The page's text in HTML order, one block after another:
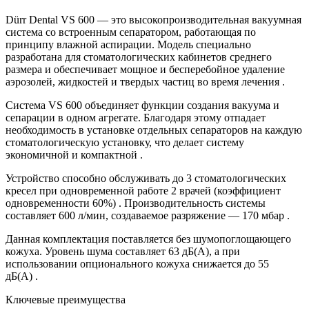
Dürr Dental VS 600 — это высокопроизводительная вакуумная
система со встроенным сепаратором, работающая по
принципу влажной аспирации. Модель специально
разработана для стоматологических кабинетов среднего
размера и обеспечивает мощное и бесперебойное удаление
аэрозолей, жидкостей и твердых частиц во время лечения .
Система VS 600 объединяет функции создания вакуума и
сепарации в одном агрегате. Благодаря этому отпадает
необходимость в установке отдельных сепараторов на каждую
стоматологическую установку, что делает систему
экономичной и компактной .
Устройство способно обслуживать до 3 стоматологических
кресел при одновременной работе 2 врачей (коэффициент
одновременности 60%) . Производительность системы
составляет 600 л/мин, создаваемое разряжение — 170 мбар .
Данная комплектация поставляется без шумопоглощающего
кожуха. Уровень шума составляет 63 дБ(А), а при
использовании опционального кожуха снижается до 55
дБ(А) .
Ключевые преимущества